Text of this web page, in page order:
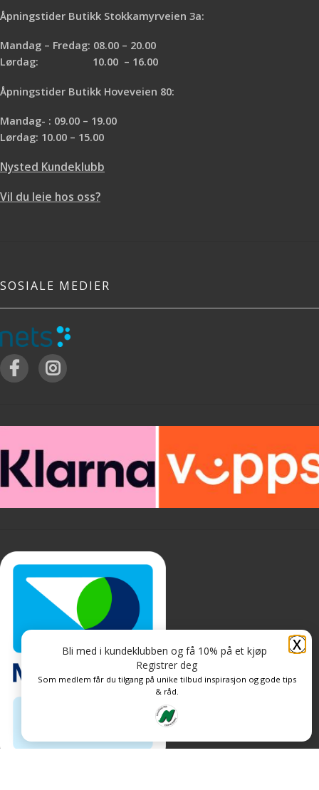
Åpningstider Butikk Stokkamyrveien 3a:
Mandag – Fredag: 08.00 – 20.00
Lørdag: 10.00 – 16.00
Åpningstider Butikk Hoveveien 80:
Mandag- : 09.00 – 19.00
Lørdag: 10.00 – 15.00
Nysted Kundeklubb
Vil du leie hos oss?
SOSIALE MEDIER
X
Bli med i kundeklubben og få 10% på et kjøp
Registrer deg
Som medlem får du tilgang på unike tilbud inspirasjon og gode tips
& råd.